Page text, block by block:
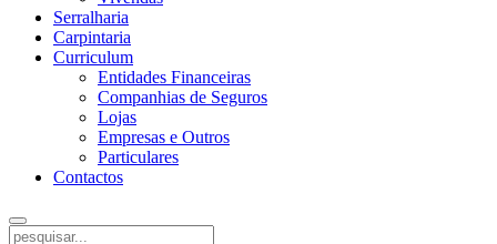
Serralharia
Carpintaria
Curriculum
Entidades Financeiras
Companhias de Seguros
Lojas
Empresas e Outros
Particulares
Contactos